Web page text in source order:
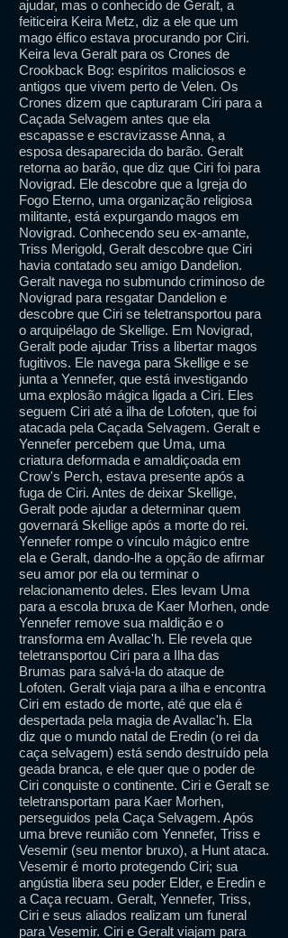
ajudar, mas o conhecido de Geralt, a
feiticeira Keira Metz, diz a ele que um
mago élfico estava procurando por Ciri.
Keira leva Geralt para os Crones de
Crookback Bog: espíritos maliciosos e
antigos que vivem perto de Velen. Os
Crones dizem que capturaram Ciri para a
Caçada Selvagem antes que ela
escapasse e escravizasse Anna, a
esposa desaparecida do barão. Geralt
retorna ao barão, que diz que Ciri foi para
Novigrad. Ele descobre que a Igreja do
Fogo Eterno, uma organização religiosa
militante, está expurgando magos em
Novigrad. Conhecendo seu ex-amante,
Triss Merigold, Geralt descobre que Ciri
havia contatado seu amigo Dandelion.
Geralt navega no submundo criminoso de
Novigrad para resgatar Dandelion e
descobre que Ciri se teletransportou para
o arquipélago de Skellige. Em Novigrad,
Geralt pode ajudar Triss a libertar magos
fugitivos. Ele navega para Skellige e se
junta a Yennefer, que está investigando
uma explosão mágica ligada a Ciri. Eles
seguem Ciri até a ilha de Lofoten, que foi
atacada pela Caçada Selvagem. Geralt e
Yennefer percebem que Uma, uma
criatura deformada e amaldiçoada em
Crow's Perch, estava presente após a
fuga de Ciri. Antes de deixar Skellige,
Geralt pode ajudar a determinar quem
governará Skellige após a morte do rei.
Yennefer rompe o vínculo mágico entre
ela e Geralt, dando-lhe a opção de afirmar
seu amor por ela ou terminar o
relacionamento deles. Eles levam Uma
para a escola bruxa de Kaer Morhen, onde
Yennefer remove sua maldição e o
transforma em Avallac'h. Ele revela que
teletransportou Ciri para a Ilha das
Brumas para salvá-la do ataque de
Lofoten. Geralt viaja para a ilha e encontra
Ciri em estado de morte, até que ela é
despertada pela magia de Avallac'h. Ela
diz que o mundo natal de Eredin (o rei da
caça selvagem) está sendo destruído pela
geada branca, e ele quer que o poder de
Ciri conquiste o continente. Ciri e Geralt se
teletransportam para Kaer Morhen,
perseguidos pela Caça Selvagem. Após
uma breve reunião com Yennefer, Triss e
Vesemir (seu mentor bruxo), a Hunt ataca.
Vesemir é morto protegendo Ciri; sua
angústia libera seu poder Elder, e Eredin e
a Caça recuam. Geralt, Yennefer, Triss,
Ciri e seus aliados realizam um funeral
para Vesemir. Ciri e Geralt viajam para